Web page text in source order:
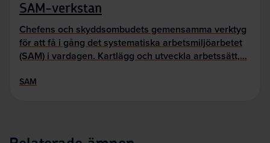
SAM-verkstan
Chefens och skyddsombudets gemensamma verktyg
för att få i gång det systematiska arbetsmiljöarbetet
(SAM) i vardagen. Kartlägg och utveckla arbetssätt,…
SAM